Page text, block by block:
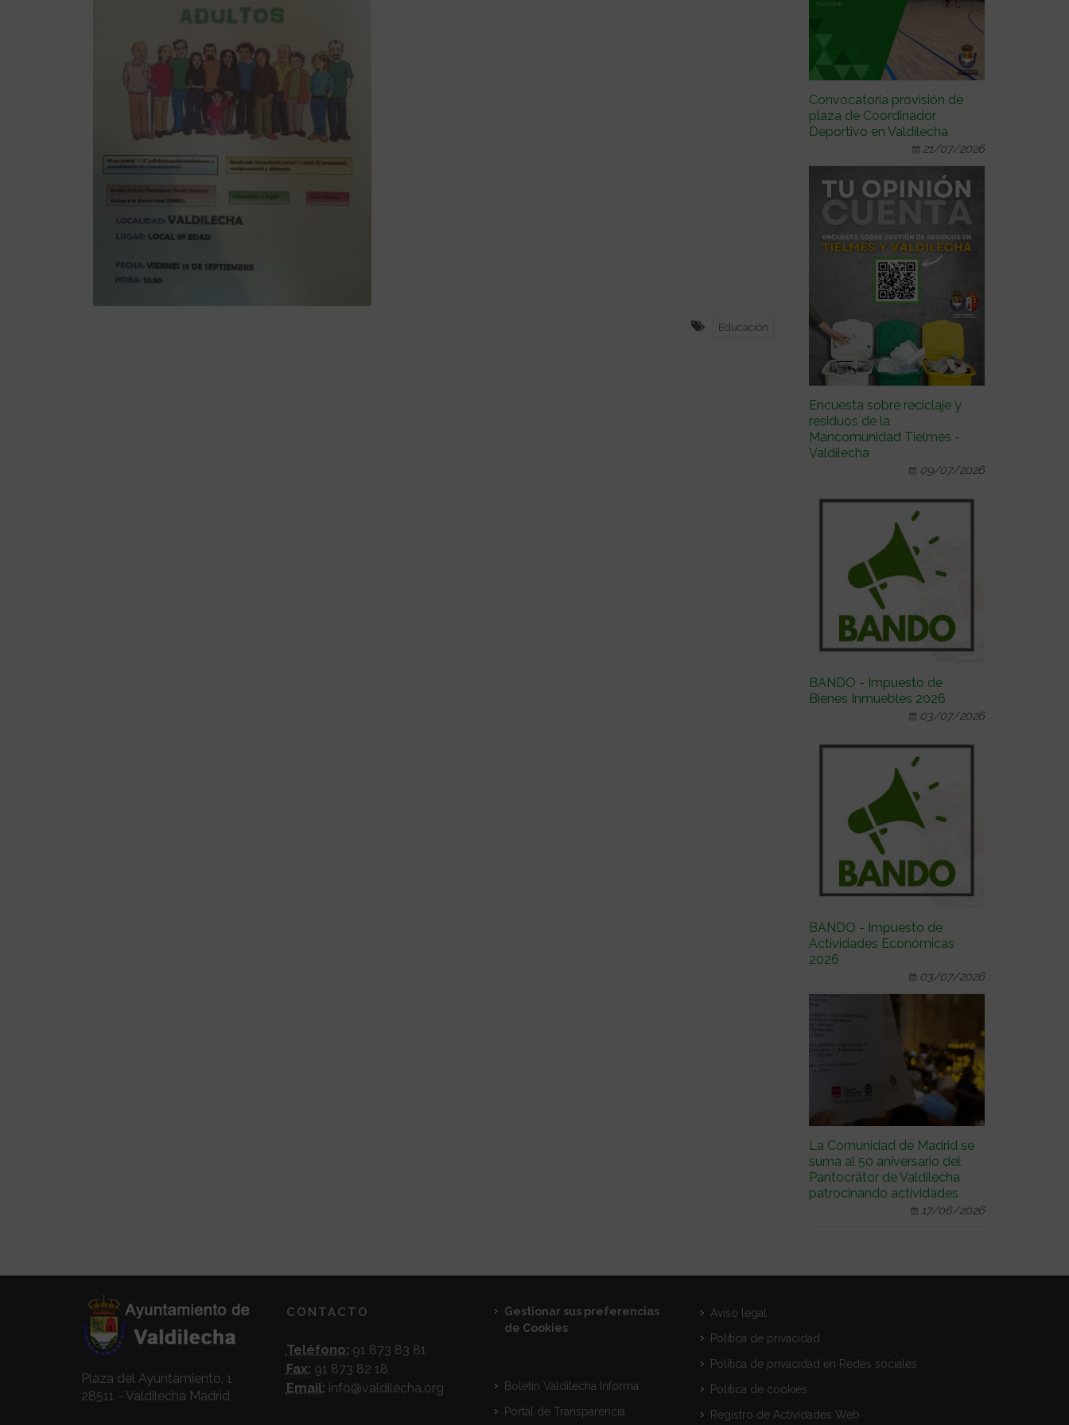
Educación
Convocatoria provisión de
plaza de Coordinador
Deportivo en Valdilecha
21/07/2026
Encuesta sobre reciclaje y
residuos de la
Mancomunidad Tielmes -
Valdilecha
09/07/2026
BANDO - Impuesto de
Bienes Inmuebles 2026
03/07/2026
BANDO - Impuesto de
Actividades Económicas
2026
03/07/2026
La Comunidad de Madrid se
suma al 50 aniversario del
Pantocrátor de Valdilecha
patrocinando actividades
17/06/2026
Plaza del Ayuntamiento, 1
28511 - Valdilecha Madrid
CONTACTO
Teléfono: 91 873 83 81
Fax: 91 873 82 18
Email: info@valdilecha.org
Gestionar sus preferencias
de Cookies
Boletín Valdilecha Informa
Portal de Transparencia
Aviso legal
Política de privacidad
Política de privacidad en Redes sociales
Política de cookies
Registro de Actividades Web